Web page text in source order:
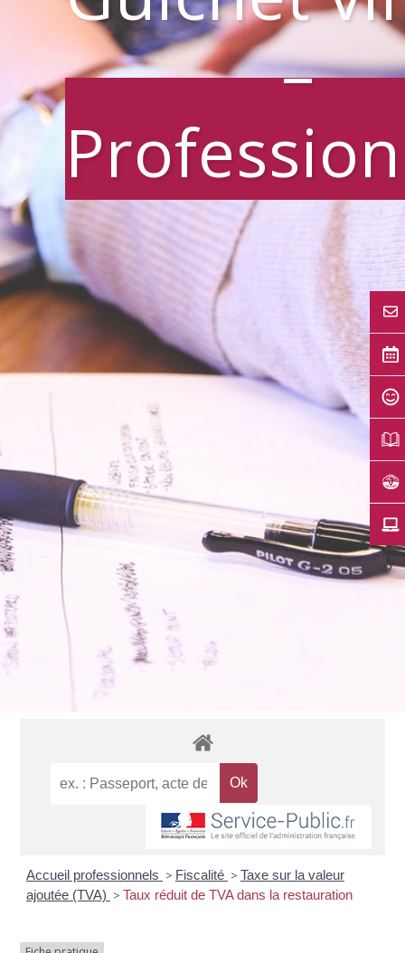
–
Accueil professionnels > Fiscalité > Taxe sur la valeur
ajoutée (TVA) > Taux réduit de TVA dans la restauration